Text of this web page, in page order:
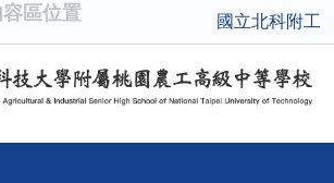
區位置 國立北科附工